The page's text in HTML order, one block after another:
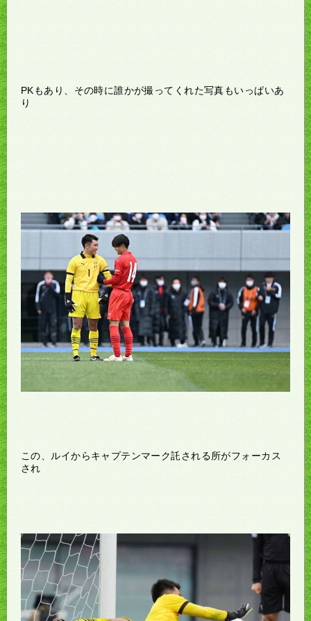
PKもあり、その時に誰かが撮ってくれた写真もいっぱいあ
り
この、ルイからキャプテンマーク託される所がフォーカス
され